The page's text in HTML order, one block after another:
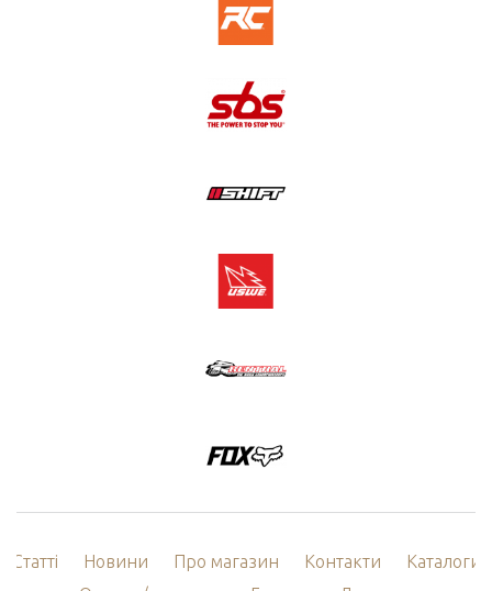
Статті Новини Про магазин Контакти
Каталоги